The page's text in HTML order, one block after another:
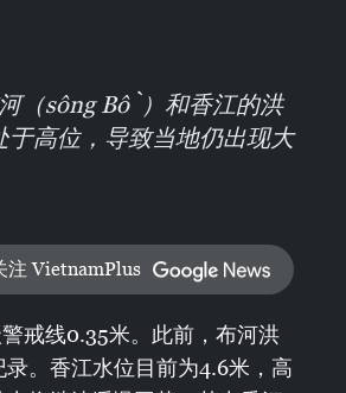
（sông Bồ）和香江的洪
高位，导致当地仍出现大
注 VietnamPlus
戒线0.35米。此前，布河洪
。香江水位目前为4.6米，高